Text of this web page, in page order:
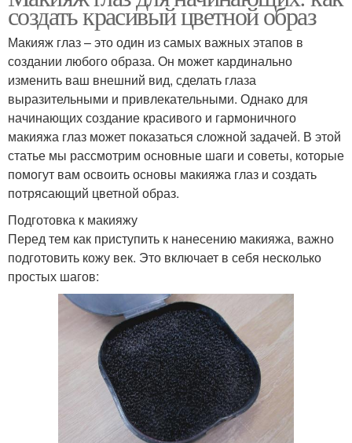
создать красивый цветной образ
Макияж глаз – это один из самых важных этапов в
создании любого образа. Он может кардинально
изменить ваш внешний вид, сделать глаза
выразительными и привлекательными. Однако для
начинающих создание красивого и гармоничного
макияжа глаз может показаться сложной задачей. В этой
статье мы рассмотрим основные шаги и советы, которые
помогут вам освоить основы макияжа глаз и создать
потрясающий цветной образ.
Подготовка к макияжу
Перед тем как приступить к нанесению макияжа, важно
подготовить кожу век. Это включает в себя несколько
простых шагов: